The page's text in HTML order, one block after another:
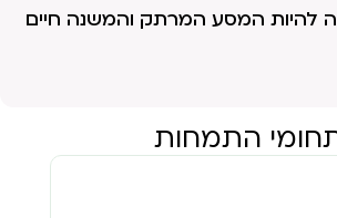
להיות המסע המרתק והמשנה חיים
התמחות